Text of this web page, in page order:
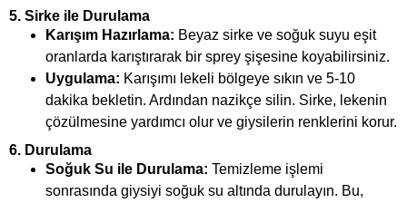
5. Sirke ile Durulama
Karışım Hazırlama: Beyaz sirke ve soğuk suyu eşit
oranlarda karıştırarak bir sprey şişesine koyabilirsiniz.
Uygulama: Karışımı lekeli bölgeye sıkın ve 5-10
dakika bekletin. Ardından nazikçe silin. Sirke, lekenin
çözülmesine yardımcı olur ve giysilerin renklerini korur.
6. Durulama
Soğuk Su ile Durulama: Temizleme işlemi
sonrasında giysiyi soğuk su altında durulayın. Bu,